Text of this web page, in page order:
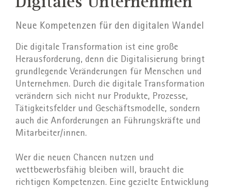
Neue Kompetenzen für den digitalen Wandel
Die digitale Transformation ist eine große
Herausforderung, denn die Digitalisierung bringt
grundlegende Veränderungen für Menschen und
Unternehmen. Durch die digitale Transformation
verändern sich nicht nur Produkte, Prozesse,
Tätigkeitsfelder und Geschäftsmodelle, sondern
auch die Anforderungen an Führungskräfte und
Mitarbeiter/innen.
Wer die neuen Chancen nutzen und
wettbewerbsfähig bleiben will, braucht die
richtigen Kompetenzen. Eine gezielte Entwicklung